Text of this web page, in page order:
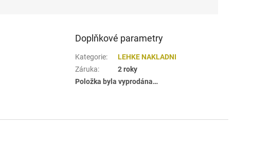
Doplňkové parametry
Kategorie:
LEHKE NAKLADNI
Záruka:
2 roky
Položka byla vyprodána…